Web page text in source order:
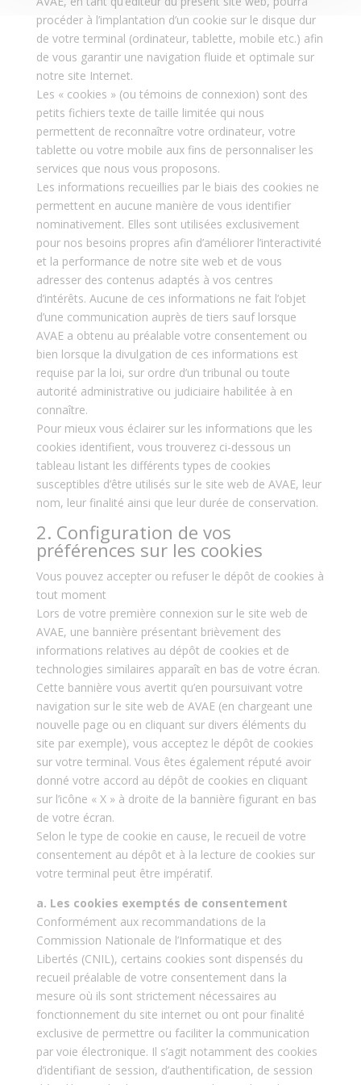
procéder à l’implantation d’un cookie sur le disque dur
de votre terminal (ordinateur, tablette, mobile etc.) afin
de vous garantir une navigation fluide et optimale sur
notre site Internet.
Les « cookies » (ou témoins de connexion) sont des
petits fichiers texte de taille limitée qui nous
permettent de reconnaître votre ordinateur, votre
tablette ou votre mobile aux fins de personnaliser les
services que nous vous proposons.
Les informations recueillies par le biais des cookies ne
permettent en aucune manière de vous identifier
nominativement. Elles sont utilisées exclusivement
pour nos besoins propres afin d’améliorer l’interactivité
et la performance de notre site web et de vous
adresser des contenus adaptés à vos centres
d’intérêts. Aucune de ces informations ne fait l’objet
d’une communication auprès de tiers sauf lorsque
AVAE a obtenu au préalable votre consentement ou
bien lorsque la divulgation de ces informations est
requise par la loi, sur ordre d’un tribunal ou toute
autorité administrative ou judiciaire habilitée à en
connaître.
Pour mieux vous éclairer sur les informations que les
cookies identifient, vous trouverez ci-dessous un
tableau listant les différents types de cookies
susceptibles d’être utilisés sur le site web de AVAE, leur
nom, leur finalité ainsi que leur durée de conservation.
2. Configuration de vos
préférences sur les cookies
Vous pouvez accepter ou refuser le dépôt de cookies à
tout moment
Lors de votre première connexion sur le site web de
AVAE, une bannière présentant brièvement des
informations relatives au dépôt de cookies et de
technologies similaires apparaît en bas de votre écran.
Cette bannière vous avertit qu’en poursuivant votre
navigation sur le site web de AVAE (en chargeant une
nouvelle page ou en cliquant sur divers éléments du
site par exemple), vous acceptez le dépôt de cookies
sur votre terminal. Vous êtes également réputé avoir
donné votre accord au dépôt de cookies en cliquant
sur l’icône « X » à droite de la bannière figurant en bas
de votre écran.
Selon le type de cookie en cause, le recueil de votre
consentement au dépôt et à la lecture de cookies sur
votre terminal peut être impératif.
a. Les cookies exemptés de consentement
Conformément aux recommandations de la
Commission Nationale de l’Informatique et des
Libertés (CNIL), certains cookies sont dispensés du
recueil préalable de votre consentement dans la
mesure où ils sont strictement nécessaires au
fonctionnement du site internet ou ont pour finalité
exclusive de permettre ou faciliter la communication
par voie électronique. Il s’agit notamment des cookies
d’identifiant de session, d’authentification, de session